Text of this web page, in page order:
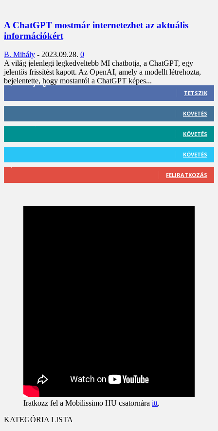
A ChatGPT mostmár internetezhet az aktuális
információkért
B. Mihály - 2023.09.28. 0
A világ jelenlegi legkedveltebb MI chatbotja, a ChatGPT, egy
jelentős frissítést kapott. Az OpenAI, amely a modellt létrehozta,
bejelentette, hogy mostantól a ChatGPT képes...
3,452
Rajongók
TETSZIK
KÖVETÉS
KÖVETÉS
KÖVETÉS
FELIRATKOZÁS
Iratkozz fel a Mobilissimo HU csatornára itt.
KATEGÓRIA LISTA